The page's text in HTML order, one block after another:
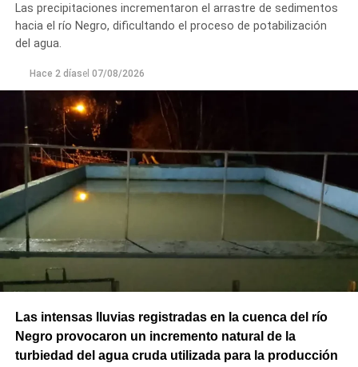
seguro para los productores del Alto Valle.
Las precipitaciones incrementaron el arrastre de sedimentos
hacia el río Negro, dificultando el proceso de potabilización
del agua.
Hace 2 díasel 07/08/2026
Las intensas lluvias registradas en la cuenca del río
Negro provocaron un incremento natural de la
turbiedad del agua cruda utilizada para la producción